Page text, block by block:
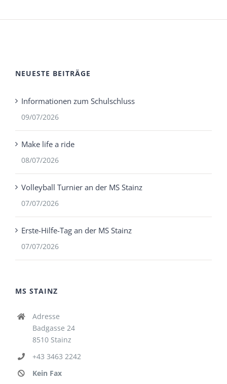
NEUESTE BEITRÄGE
Informationen zum Schulschluss
09/07/2026
Make life a ride
08/07/2026
Volleyball Turnier an der MS Stainz
07/07/2026
Erste-Hilfe-Tag an der MS Stainz
07/07/2026
MS STAINZ
Adresse
Badgasse 24
8510 Stainz
+43 3463 2242
Kein Fax